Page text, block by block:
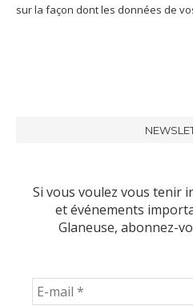
sur la façon dont les données de
Si vous voulez vous tenir
et événements
Glaneuse, abonnez-